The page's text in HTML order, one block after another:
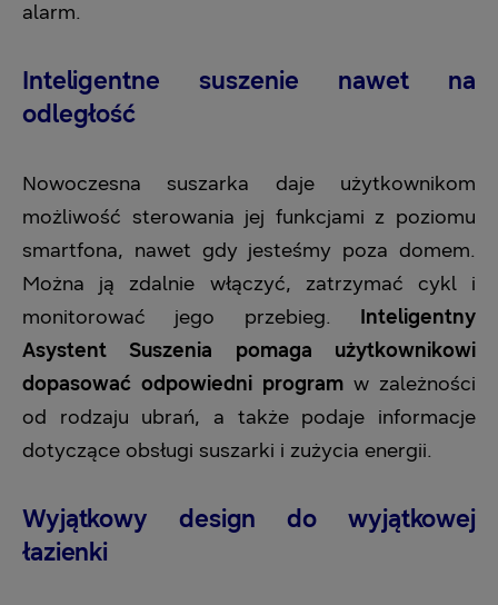
alarm.
Inteligentne suszenie nawet na
odległość
Nowoczesna suszarka daje użytkownikom
możliwość sterowania jej funkcjami z poziomu
smartfona, nawet gdy jesteśmy poza domem.
Można ją zdalnie włączyć, zatrzymać cykl i
monitorować jego przebieg. Inteligentny
Asystent Suszenia pomaga użytkownikowi
dopasować odpowiedni program w zależności
od rodzaju ubrań, a także podaje informacje
dotyczące obsługi suszarki i zużycia energii.
Wyjątkowy design do wyjątkowej
łazienki